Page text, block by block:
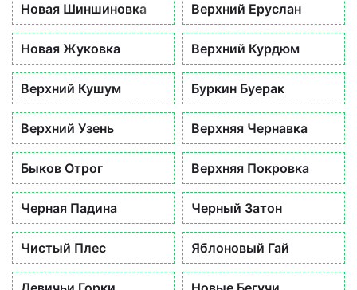
Новая Шиншиновка Верхний Еруслан
Новая Жуковка Верхний Курдюм
Верхний Кушум Буркин Буерак
Верхний Узень Верхняя Чернавка
Быков Отрог Верхняя Покровка
Черная Падина Черный Затон
Чистый Плес Яблоновый Гай